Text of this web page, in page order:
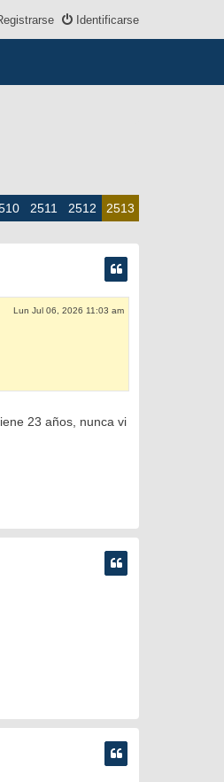
Identificarse
2511 2512 2513
Lun Jul 06, 2026 11:03 am
23 años, nunca vi